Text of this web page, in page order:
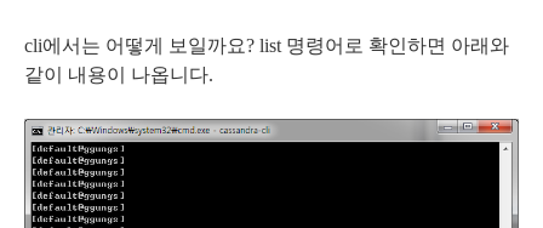
cli에서는 어떻게 보일까요? list 명령어로 확인하면 아래와
같이 내용이 나옵니다.